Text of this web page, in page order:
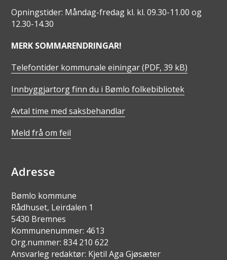
Opningstider: Måndag-fredag kl. kl. 09.30-11.00 og
12.30-14.30
MERK SOMMARENDRINGAR!
Telefontider kommunale einingar(PDF, 39 kB)
Innbyggjartorg finn du i Bømlo folkebibliotek
Avtal time med saksbehandlar
Meld frå om feil
Adresse
Bømlo kommune
Rådhuset, Leirdalen 1
5430 Bremnes
Kommunenummer: 4613
Org.nummer: 834 210 622
Ansvarleg redaktør: Kjetil Aga Gjøsæter